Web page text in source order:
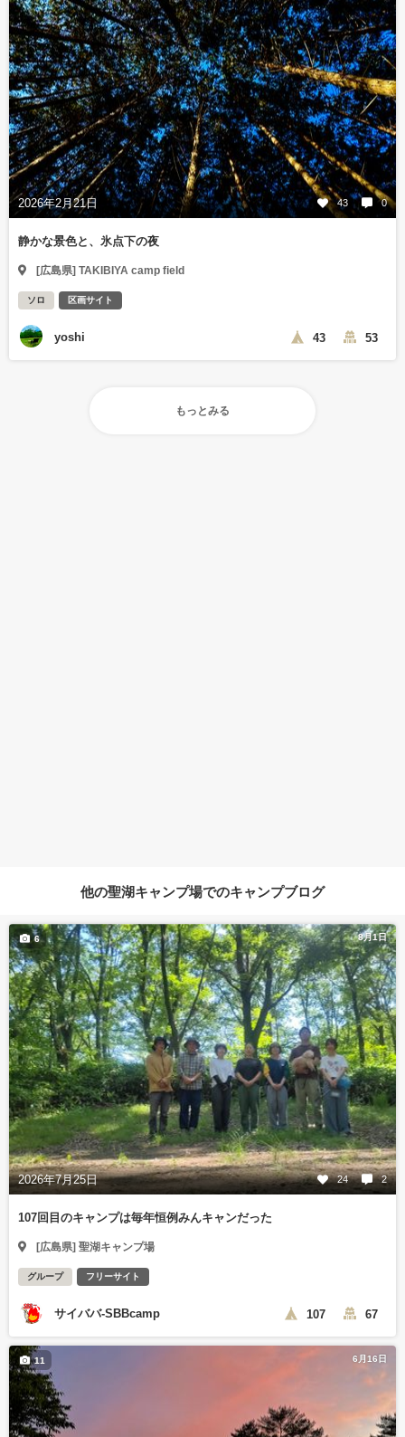
2026年2月21日 43 0
静かな景色と、氷点下の夜
[広島県] TAKIBIYA camp field
ソロ 区画サイト
yoshi 43 53
もっとみる
他の聖湖キャンプ場でのキャンプブログ
8月1日
2026年7月25日 24 2
6
107回目のキャンプは毎年恒例みんキャンだった
[広島県] 聖湖キャンプ場
グループ フリーサイト
サイババ-SBBcamp 107 67
6月16日
11